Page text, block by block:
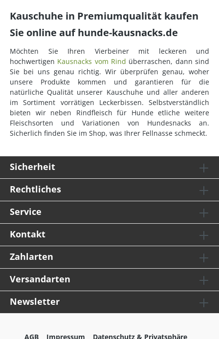
Kauschuhe in Premiumqualität kaufen
Sie online auf hunde-kausnacks.de
Möchten Sie Ihren Vierbeiner mit leckeren und
hochwertigen Kausnacks vom Rind überraschen, dann sind
Sie bei uns genau richtig. Wir überprüfen genau, woher
unsere Produkte kommen und garantieren für die
natürliche Qualität unserer Kauschuhe und aller anderen
im Sortiment vorrätigen Leckerbissen. Selbstverständlich
bieten wir neben Rindfleisch für Hunde etliche weitere
Fleischsorten und Variationen von Hundesnacks an.
Sicherlich finden Sie im Shop, was Ihrer Fellnasse schmeckt.
Sicherheit
Rechtliches
Service
Kontakt
Zahlarten
Versandarten
Newsletter
AGB Impressum Datenschutz & Privatsphäre